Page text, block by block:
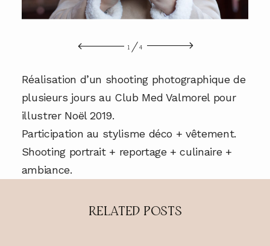
1 4
Réalisation d’un shooting photographique de
plusieurs jours au Club Med Valmorel pour
illustrer Noël 2019.
Participation au stylisme déco + vêtement.
Shooting portrait + reportage + culinaire +
ambiance.
RELATED POSTS
CONTACT